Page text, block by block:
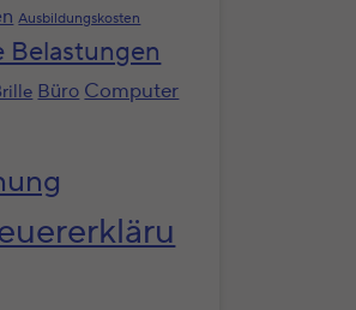
Ausbildungskosten
Büro Computer